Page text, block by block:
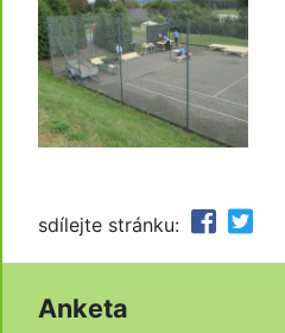
sdílejte stránku:
Anketa